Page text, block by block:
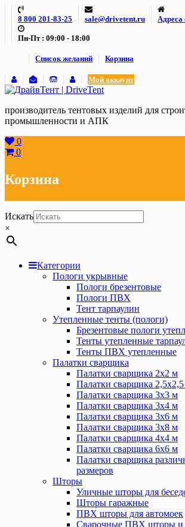
Skip
content
8 800 201-83-25 sale@drivetent.ru Адреса
Пн-Пт : 09:00 - 18:00
Список желаний Корзина
Мой аккаунт
производитель тентовых изделий для
промышленности и АПК
0
0
Корзина
Искать
×
Категории
Пологи укрывные
Пологи брезентовые
Пологи ПВХ
Тент тарпаулин
Утепленные тенты (пологи)
Брезентовые пологи
Тенты утепленные
Тенты ПВХ утепленные
Палатки сварщика
Палатки сварщика 2х2 м
Палатки сварщика
Палатки сварщика 3х3 м
Палатки сварщика 3х4 м
Палатки сварщика 3х6 м
Палатки сварщика 3х8 м
Палатки сварщика 4х4 м
Палатки сварщика 6х6 м
Палатки сварщика
размеров
Шторы
Уличные шторы для
Шторы гаражные
ПВХ шторы для автомоек
Сварочные ПВХ шторы и